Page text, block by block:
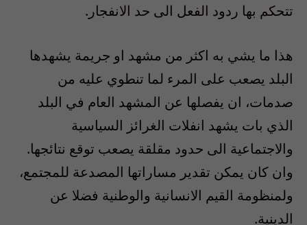
تتحكم بها ردود الفعل الى حد الانفجار.
هذا ما يشي به اكثر من مشهد او جريمة يشهدها
البلد يصعب على المرء لما تنطوي عليه من
صدمات، ان يفصلها عن المشهد العام في البلد
الذي بات يشهد انفلات الغرائز السياسية
والاجتماعية الى حدود مقلقة يصعب توقع نتائجها.
وان كان يمكن تقدير مساراتها المصدعة للمجتمع،
ولمنظومة القيم الانسانية والوطنية فضلا عن
الدينية.